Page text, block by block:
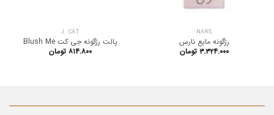
NARS
رژگونه مایع نارس
۳.۳۲۴.۰۰۰ تومان
J. CAT
پالت رژگونه جی کت Blush Me
۸۱۴.۸۰۰ تومان